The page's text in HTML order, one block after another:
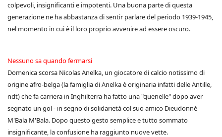
colpevoli, insignificanti e impotenti. Una buona parte di questa
generazione ne ha abbastanza di sentir parlare del periodo 1939-1945,
nel momento in cui è il loro proprio avvenire ad essere oscuro.
Nessuno sa quando fermarsi
Domenica scorsa Nicolas Anelka, un giocatore di calcio notissimo di
origine afro-belga (la famiglia di Anelka è originaria infatti delle Antille,
ndt) che fa carriera in Inghilterra ha fatto una "quenelle" dopo aver
segnato un gol - in segno di solidarietà col suo amico Dieudonné
M'Bala M'Bala. Dopo questo gesto semplice e tutto sommato
insignificante, la confusione ha raggiunto nuove vette.